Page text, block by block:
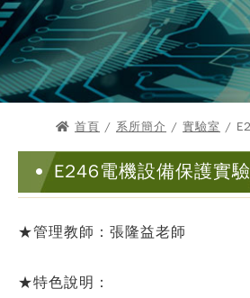
首頁 / 系所簡介 / 實驗室 /
E246電機設備保護實
★管理教師：張隆益老師
★特色說明：